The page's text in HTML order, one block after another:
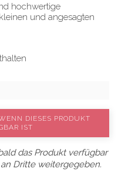
hochwertige
und angesagten
DIESES PRODUKT
IST
das Produkt verfügbar
Dritte weitergegeben.